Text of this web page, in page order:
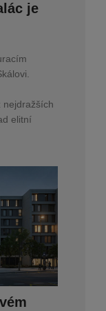
je
nejdražších
elitní